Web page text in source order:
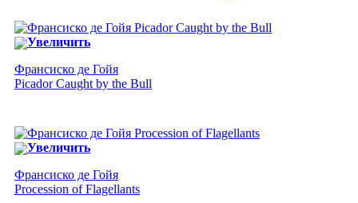
Увеличить
Франсиско де Гойя
Picador Caught by the Bull
Увеличить
Франсиско де Гойя
Procession of Flagellants